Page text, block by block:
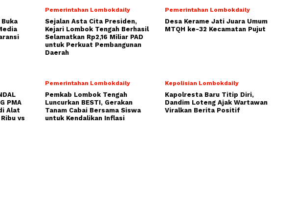
Pemerintahan Lombokdaily
Sejalan Asta Cita Presiden,
Kejari Lombok Tengah Berhasil
Selamatkan Rp2,16 Miliar PAD
untuk Perkuat Pembangunan
Daerah
Pemerintahan Lombokdaily
Desa Kerame Jati Juara Umum
MTQH ke-32 Kecamatan Pujut
PMA
Alat
vs
Pemerintahan Lombokdaily
Pemkab Lombok Tengah
Luncurkan BESTI, Gerakan
Tanam Cabai Bersama Siswa
untuk Kendalikan Inflasi
Kepolisian Lombokdaily
Kapolresta Baru Titip Diri,
Dandim Loteng Ajak Wartawan
Viralkan Berita Positif